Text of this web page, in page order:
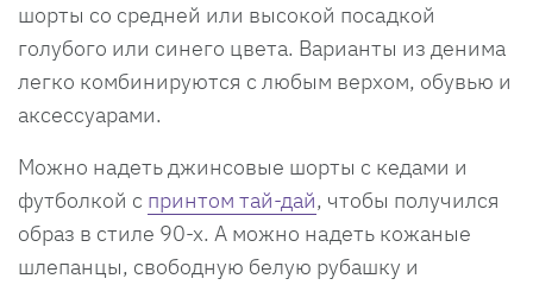
шорты со средней или высокой посадкой
голубого или синего цвета. Варианты из денима
легко комбинируются с любым верхом, обувью и
аксессуарами.
Можно надеть джинсовые шорты с кедами и
футболкой с принтом тай-дай, чтобы получился
образ в стиле 90-х. А можно надеть кожаные
шлепанцы, свободную белую рубашку и